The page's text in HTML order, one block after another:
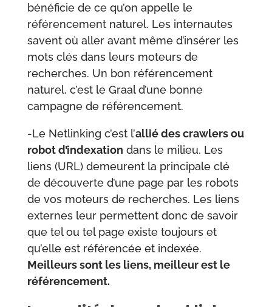
bénéficie de ce qu’on appelle le
référencement naturel. Les internautes
savent où aller avant même d’insérer les
mots clés dans leurs moteurs de
recherches. Un bon référencement
naturel, c’est le Graal d’une bonne
campagne de référencement.
-Le Netlinking c’est l’allié des crawlers ou
robot d’indexation dans le milieu. Les
liens (URL) demeurent la principale clé
de découverte d’une page par les robots
de vos moteurs de recherches. Les liens
externes leur permettent donc de savoir
que tel ou tel page existe toujours et
qu’elle est référencée et indexée.
Meilleurs sont les liens, meilleur est le
référencement.